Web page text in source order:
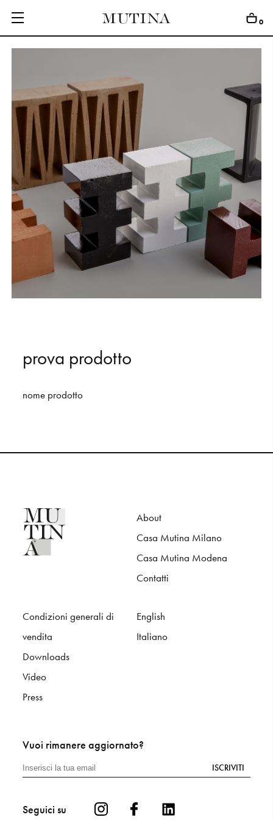
0
C OLLE TI O N S
D T O N S
T IN P I RED
DESIGNERS
JO A
AB U
NAFOR ART
ITEN
prova prodotto
nome prodotto
About
Casa Mutina Milano
Casa Mutina Modena
Contatti
Condizioni generali di
vendita
Downloads
Video
Press
English
Italiano
Vuoi rimanere aggiornato?
ISCRIVITI
Seguici su